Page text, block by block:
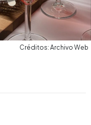
Créditos: Archivo Web